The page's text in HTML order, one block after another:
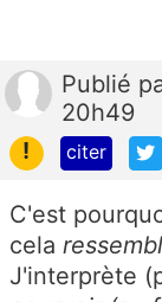
Publié
20h49
!
citer
C'est
cela
J'interprète